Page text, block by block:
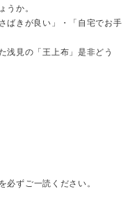
うか。
ばきが良い」・「自宅でお手
浅見の「王上布」是非どう
必ずご一読ください。